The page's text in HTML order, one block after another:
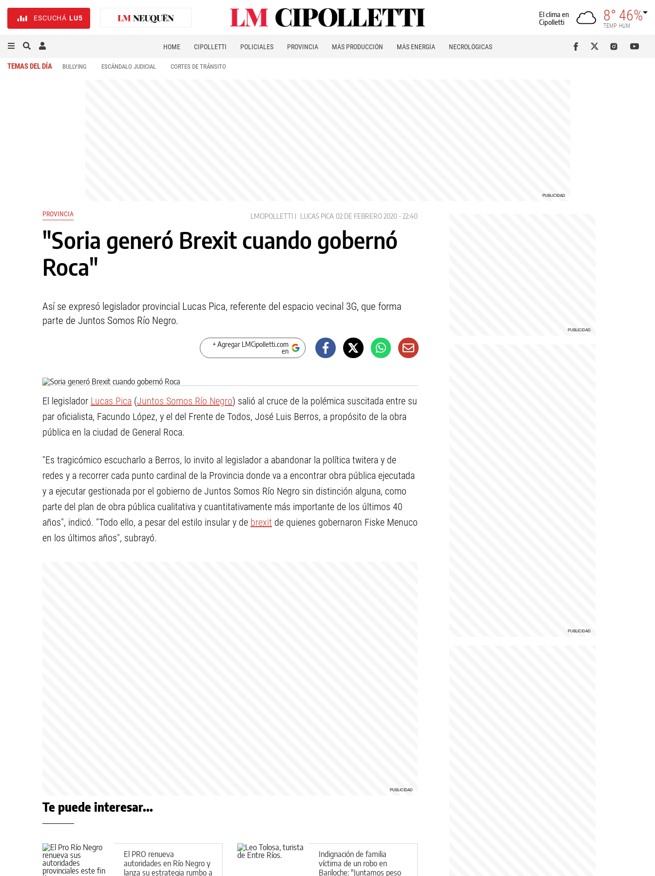
ESCUCHÁ LU5
El clima en
Cipolletti
8°
TEMP
46%
HUM
HOME CIPOLLETTI POLICIALES PROVINCIA MÁS PRODUCCIÓN MÁS ENERGÍA NECROLÓGICAS
TEMAS DEL DÍA BULLYING ESCÁNDALO JUDICIAL CORTES DE TRÁNSITO
PROVINCIA LMCIPOLLETTI LUCAS PICA 02 DE FEBRERO 2020 - 22:40
"Soria generó Brexit cuando gobernó
Roca"
Así se expresó legislador provincial Lucas Pica, referente del espacio vecinal 3G, que forma
parte de Juntos Somos Río Negro.
+ Agregar LMCipolletti.com
en
El legislador Lucas Pica (Juntos Somos Río Negro) salió al cruce de la polémica suscitada entre su
par oficialista, Facundo López, y el del Frente de Todos, José Luis Berros, a propósito de la obra
pública en la ciudad de General Roca.
"Es tragicómico escucharlo a Berros, lo invito al legislador a abandonar la política twitera y de
redes y a recorrer cada punto cardinal de la Provincia donde va a encontrar obra pública ejecutada
y a ejecutar gestionada por el gobierno de Juntos Somos Río Negro sin distinción alguna, como
parte del plan de obra pública cualitativa y cuantitativamente más importante de los últimos 40
años", indicó. "Todo ello, a pesar del estilo insular y de brexit de quienes gobernaron Fiske Menuco
en los últimos años", subrayó.
Te puede interesar...
El PRO renueva
autoridades en Río Negro y
lanza su estrategia rumbo a
Indignación de familia
víctima de un robo en
Bariloche: "Juntamos peso